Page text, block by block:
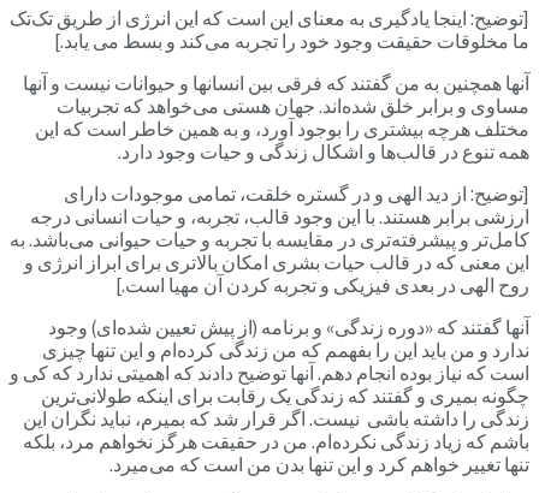
[توضیح: اینجا یادگیری به معنای این است که این انرژی از طریق تک‌تک
ما مخلوقات حقیقت وجود خود را تجربه می‌کند و بسط می یابد.]
آنها همچنین به من گفتند که فرقی بین انسانها و حیوانات نیست و آنها
مساوی و برابر خلق شده‌اند. جهان هستی می‌خواهد که تجربیات
مختلف هرچه بیشتری را بوجود آورد، و به همین خاطر است که این
همه تنوع در قالب‌ها و اشکال زندگی و حیات وجود دارد.
[توضیح: از دید الهی و در گستره خلقت، تمامی موجودات دارای
ارزشی برابر هستند. با این وجود قالب، تجربه، و حیات انسانی درجه
کامل‌تر و پیشرفته‌تری در مقایسه با تجربه و حیات حیوانی می‌باشد. به
این معنی که در قالب حیات بشری امکان بالاتری برای ابراز انرژی و
روح الهی در بعدی فیزیکی و تجربه کردن آن مهیا است.]
آنها گفتند که «دوره زندگی» و برنامه (از پیش تعیین شده‌ای) وجود
ندارد و من باید این را بفهمم که من زندگی کرده‌ام و این تنها چیزی
است که نیاز بوده انجام دهم. آنها توضیح دادند که اهمیتی ندارد که کی و
چگونه بمیری و گفتند که زندگی یک رقابت برای اینکه طولانی‌ترین
زندگی را داشته باشی نیست. اگر قرار شد که بمیرم، نباید نگران این
باشم که زیاد زندگی نکرده‌ام. من در حقیقت هرگز نخواهم مرد، بلکه
تنها تغییر خواهم کرد و این تنها بدن من است که می‌میرد.